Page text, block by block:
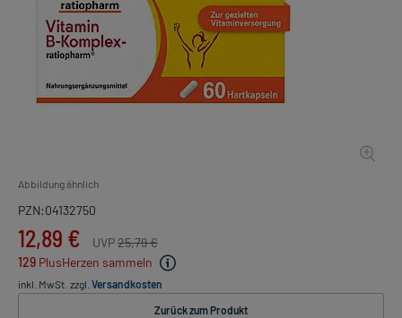
Abbildung ähnlich
PZN:04132750
12,89 € UVP25,79 €
129 PlusHerzen sammeln
inkl. MwSt. zzgl. Versandkosten
Zurück zum Produkt